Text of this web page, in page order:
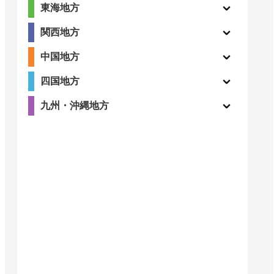
東海地方
関西地方
中国地方
四国地方
九州・沖縄地方